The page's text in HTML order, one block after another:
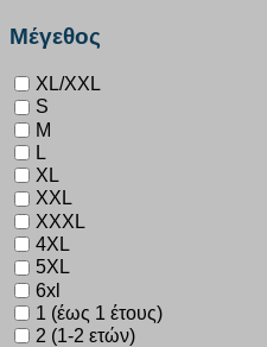
Μέγεθος
XL/XXL
S
M
L
XL
XXL
XXXL
4XL
5XL
6xl
1 (έως 1 έτους)
2 (1-2 ετών)